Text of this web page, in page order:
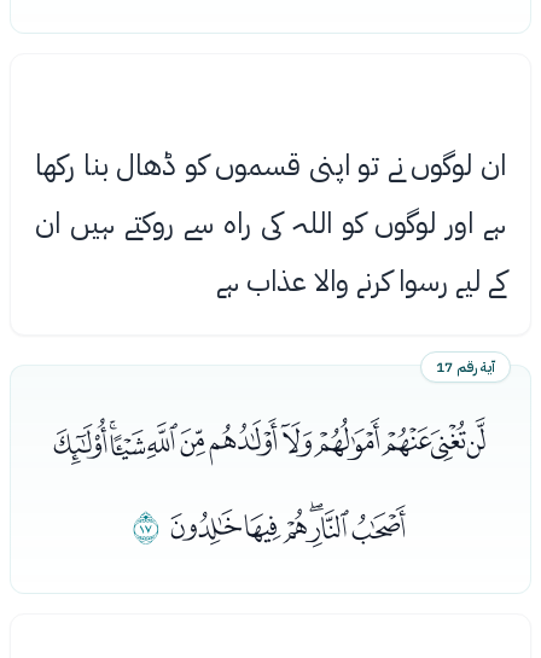
ان لوگوں نے تو اپنی قسموں کو ڈھال بنا رکھا
ہے اور لوگوں کو اللہ کی راه سے روکتے ہیں ان
کے لیے رسوا کرنے واﻻ عذاب ہے
آية رقم 17
ﮱﯓﯔﯕﯖﯗﯘﯙﯚﯛﯜ
ﯝﯞﯟﯠﯡﯢﯣ